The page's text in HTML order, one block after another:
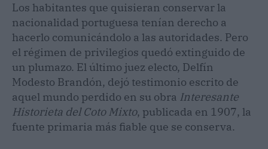
Los habitantes que quisieran conservar la
nacionalidad portuguesa tenían derecho a
hacerlo comunicándolo a las autoridades. Pero
el régimen de privilegios quedó extinguido de
un plumazo. El último juez electo, Delfín
Modesto Brandón, dejó testimonio escrito de
aquel mundo perdido en su obra Interesante
Historieta del Coto Mixto, publicada en 1907, la
fuente primaria más fiable que se conserva.